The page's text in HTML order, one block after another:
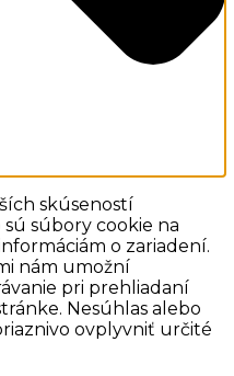
skúseností
súbory cookie na
o zariadení.
nám umožní
pri prehliadaní
Nesúhlas alebo
ovplyvniť určité